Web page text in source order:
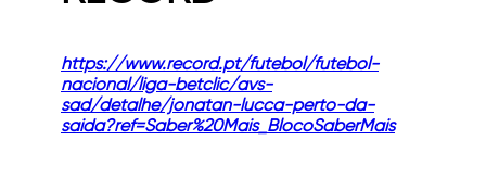
https://www.record.pt/futebol/futebol-
nacional/liga-betclic/avs-
sad/detalhe/jonatan-lucca-perto-da-
saida?ref=Saber%20Mais_BlocoSaberMais